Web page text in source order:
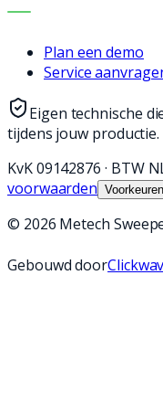
CONTACT
Plan een demo
Service
Eigen technische
tijdens jouw productie.
KvK09142876 · BTW
voorwaarden Voorkeuren
© 2026 Metech
Gebouwd door